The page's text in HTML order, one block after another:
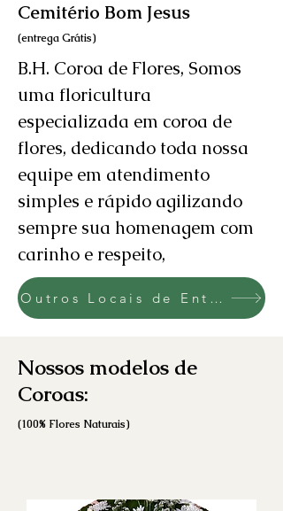
Cemitério Bom Jesus
(entrega Grátis)
B.H. Coroa de Flores, Somos
uma floricultura
especializada em coroa de
flores, dedicando toda nossa
equipe em atendimento
simples e rápido agilizando
sempre sua homenagem com
carinho e respeito,
Outros Locais de Entrega
Nossos modelos de
Coroas:
(100% Flores Naturais)